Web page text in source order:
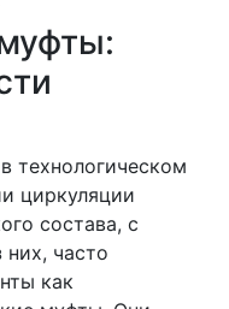
технологическом
циркуляции
состава, с
часто
как